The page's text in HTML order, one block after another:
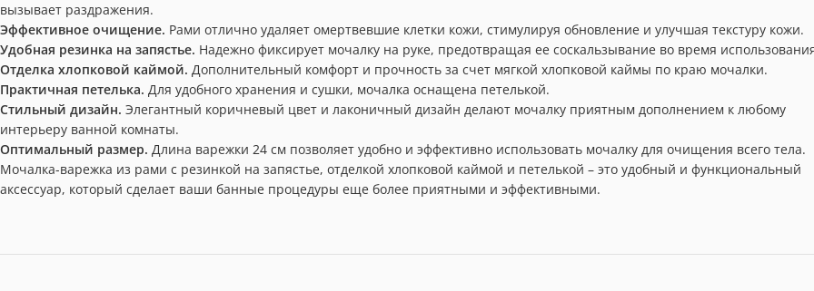
вызывает раздражения.
Эффективное очищение. Рами отлично удаляет омертвевшие клетки кожи, стимулируя обновление и улучшая текстуру кожи.
Удобная резинка на запястье. Надежно фиксирует мочалку на руке, предотвращая ее соскальзывание во время
Отделка хлопковой каймой. Дополнительный комфорт и прочность за счет мягкой хлопковой каймы по краю мочалки.
Практичная петелька. Для удобного хранения и сушки, мочалка оснащена петелькой.
Стильный дизайн. Элегантный коричневый цвет и лаконичный дизайн делают мочалку приятным дополнением к любому
интерьеру ванной комнаты.
Оптимальный размер. Длина варежки 24 см позволяет удобно и эффективно использовать мочалку для очищения всего тела.
Мочалка-варежка из рами с резинкой на запястье, отделкой хлопковой каймой и петелькой – это удобный и функциональный
аксессуар, который сделает ваши банные процедуры еще более приятными и эффективными.